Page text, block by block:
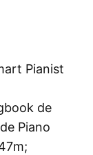
Pianist
de
Piano